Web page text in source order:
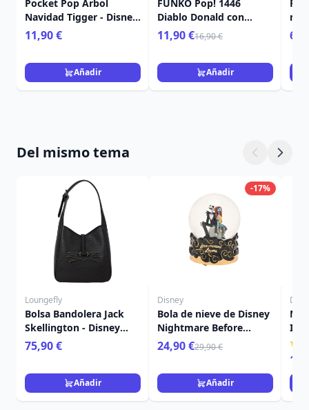
Pocket Pop Árbol
Navidad Tigger - Disney
Winnie The Pooh
11,90 €
Añadir
FUNKO Pop! 1446
Diablo Donald con
calabaza - Disney
11,90 €16,90 €
Añadir
Del mismo tema
Loungefly
Bolsa Bandolera Jack
Skellington - Disney
Loungefly
75,90 €
Añadir
-17%
Disney
Bola de nieve de Disney
Nightmare Before
Christmas
24,90 €29,90 €
Añadir
IN